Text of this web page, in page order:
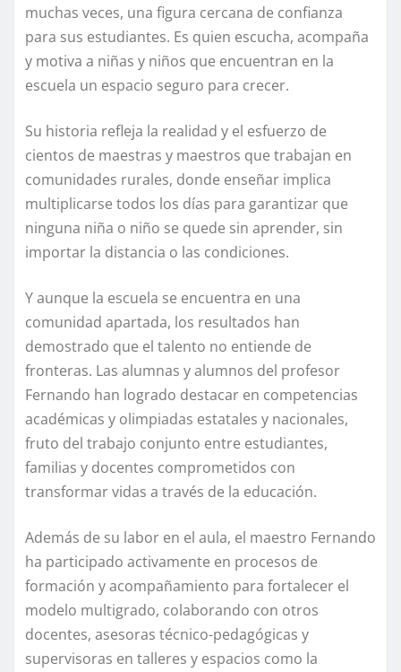
muchas veces, una figura cercana de confianza
para sus estudiantes. Es quien escucha, acompaña
y motiva a niñas y niños que encuentran en la
escuela un espacio seguro para crecer.
Su historia refleja la realidad y el esfuerzo de
cientos de maestras y maestros que trabajan en
comunidades rurales, donde enseñar implica
multiplicarse todos los días para garantizar que
ninguna niña o niño se quede sin aprender, sin
importar la distancia o las condiciones.
Y aunque la escuela se encuentra en una
comunidad apartada, los resultados han
demostrado que el talento no entiende de
fronteras. Las alumnas y alumnos del profesor
Fernando han logrado destacar en competencias
académicas y olimpiadas estatales y nacionales,
fruto del trabajo conjunto entre estudiantes,
familias y docentes comprometidos con
transformar vidas a través de la educación.
Además de su labor en el aula, el maestro Fernando
ha participado activamente en procesos de
formación y acompañamiento para fortalecer el
modelo multigrado, colaborando con otros
docentes, asesoras técnico-pedagógicas y
supervisoras en talleres y espacios como la